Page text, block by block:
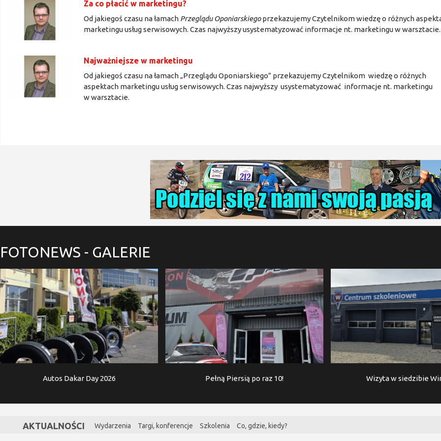
Za co płacić w marketingu?
Od jakiegoś czasu na łamach Przeglądu Oponiarskiegoprzekazujemy Czytelnikom wiedzę o różnych
marketingu usług serwisowych. Czas najwyższy usystematyzować informacje nt. marketingu w warsztacie.
Najważniejsze w marketingu
Od jakiegoś czasu na łamach „Przeglądu Oponiarskiego” przekazujemy Czytelnikom wiedzę o różnych
aspektach marketingu usług serwisowych. Czas najwyższy usystematyzować informacje nt. marketingu
w warsztacie.
FOTONEWS - GALERIE
Autos Dakar Day 2026 Pełną Piersią po raz 10! Wizyta w siedzibie
AKTUALNOŚCI Wydarzenia Targi, konferencje Szkolenia Co, gdzie, kiedy?